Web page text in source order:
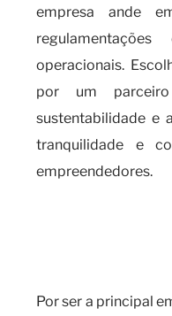
empresa ande
operacionais.
por um
sustentabilidade e
tranquilidade e
empreendedores.
Por ser a principal